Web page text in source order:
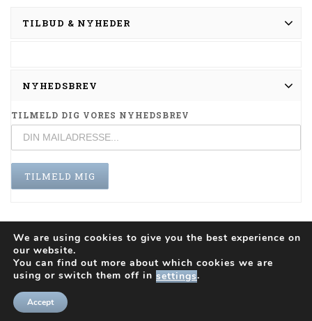
TILBUD & NYHEDER
NYHEDSBREV
TILMELD DIG VORES NYHEDSBREV
INFO
We are using cookies to give you the best experience on
our website.
You can find out more about which cookies we are
using or switch them off in settings.
Accept